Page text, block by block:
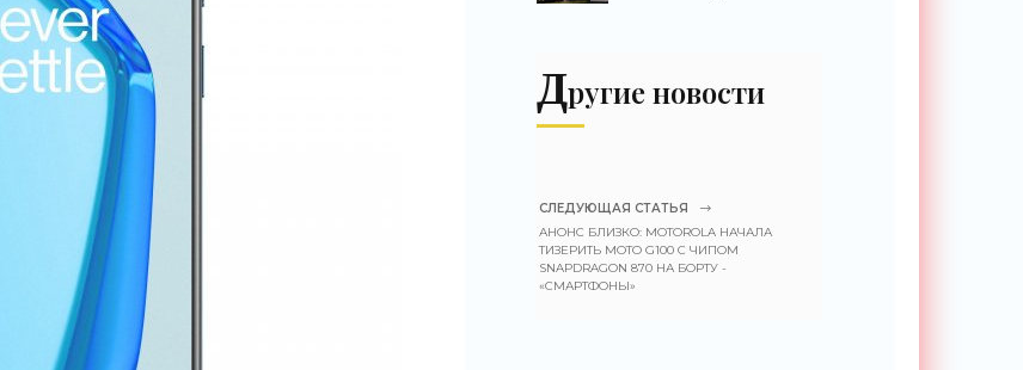
Другие новости
СЛЕДУЮЩАЯ СТАТЬЯ
АНОНС БЛИЗКО: MOTOROLA НАЧАЛА
ТИЗЕРИТЬ MOTO G100 С ЧИПОМ
SNAPDRAGON 870 НА БОРТУ -
«СМАРТФОНЫ»